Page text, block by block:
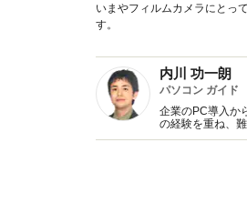
いまやフィルムカメラにとっ
す。
内川 功一朗
パソコン ガイド
企業のPC導入か
の経験を重ね、
ソコン初心者向